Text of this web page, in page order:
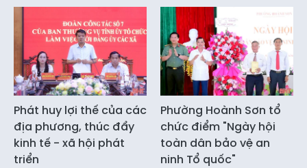
Phát huy lợi thế của các
địa phương, thúc đẩy
kinh tế - xã hội phát
triển
Phường Hoành Sơn tổ
chức điểm "Ngày hội
toàn dân bảo vệ an
ninh Tổ quốc"